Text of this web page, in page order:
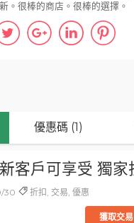
優惠碼 (1)
客戶可享受 獨家
30 折扣, 交易, 優惠
獲取交易
。很棒的商店。很棒的選擇。